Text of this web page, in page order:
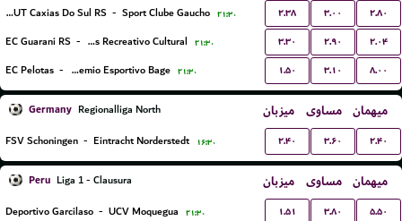
APAFUT Caxias Do Sul RS - Sport Clube Gaucho ۲۱:۳۰ ۲.۳۸ ۳.۰۰ ۲.۸۰
EC Guarani RS - EC Veranópolis Recreativo Cultural ۲۱:۳۰ ۳.۳۰ ۲.۹۰ ۲.۰۴
EC Pelotas - Gremio Esportivo Bage ۲۱:۳۰ ۱.۵۰ ۳.۱۰ ۸.۰۰
Germany Regionalliga North میزبان مساوی میهمان
FSV Schoningen - Eintracht Norderstedt ۱۶:۳۰ ۲.۴۰ ۳.۶۰ ۲.۴۰
Peru Liga 1 - Clausura میزبان مساوی میهمان
Deportivo Garcilaso - UCV Moquegua ۲۱:۳۰ ۱.۵۱ ۳.۸۰ ۵.۵۰